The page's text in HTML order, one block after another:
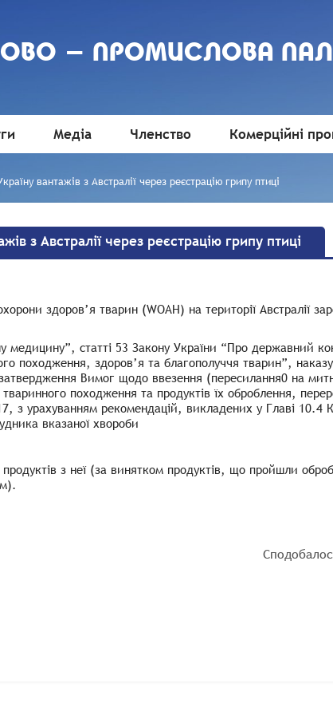
- ПРОМИСЛОВА
Медіа Членство Комерційні
вантажів з Австралії через реєстрацію грипу птиці
з Австралії через реєстрацію грипу птиці
здоров’я тварин (WOAH) на території Австралії
медицину”, статті 53 Закону України “Про державний
походження, здоров’я та благополуччя тварин”, наказу
Вимог щодо ввезення (пересилання0 на
походження та продуктів їх оброблення,
з урахуванням рекомендацій, викладених у Главі 10.4
вказаної хвороби
продуктів з неї (за винятком продуктів, що пройшли